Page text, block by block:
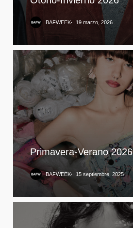
BAFWEEK 19 marzo, 2026
Primavera-Verano 2026
BAFWEEK 15 septiembre, 2025